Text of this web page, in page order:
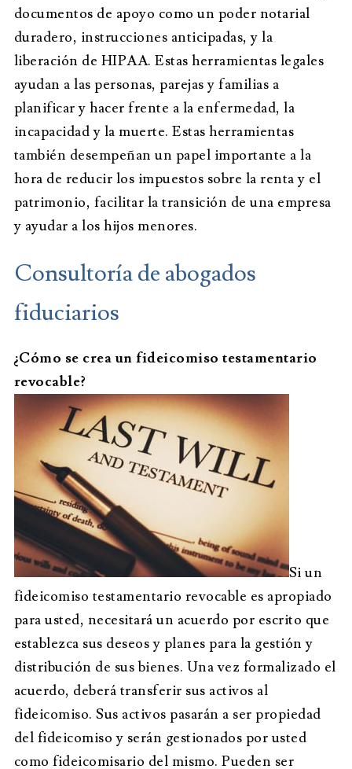
documentos de apoyo como un poder notarial
duradero, instrucciones anticipadas, y la
liberación de HIPAA. Estas herramientas legales
ayudan a las personas, parejas y familias a
planificar y hacer frente a la enfermedad, la
incapacidad y la muerte. Estas herramientas
también desempeñan un papel importante a la
hora de reducir los impuestos sobre la renta y el
patrimonio, facilitar la transición de una empresa
y ayudar a los hijos menores.
Consultoría de abogados
fiduciarios
¿Cómo se crea un fideicomiso testamentario
revocable?
Si un
fideicomiso testamentario revocable es apropiado
para usted, necesitará un acuerdo por escrito que
establezca sus deseos y planes para la gestión y
distribución de sus bienes. Una vez formalizado el
acuerdo, deberá transferir sus activos al
fideicomiso. Sus activos pasarán a ser propiedad
del fideicomiso y serán gestionados por usted
como fideicomisario del mismo. Pueden ser